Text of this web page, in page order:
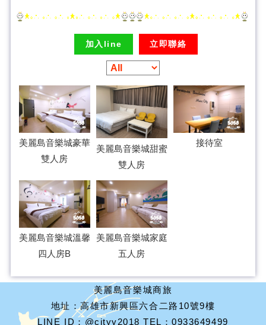
加入line 立即聯絡
美麗島音樂城豪華
雙人房
美麗島音樂城甜蜜
雙人房
接待室
美麗島音樂城溫馨
四人房B
美麗島音樂城家庭
五人房
美麗島音樂城商旅
地址：高雄市新興區六合二路10號9樓
LINE ID：@cityy2018 TEL：0933649499